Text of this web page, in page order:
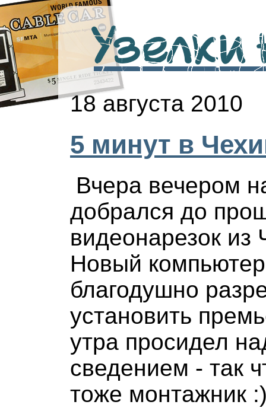
Узелки
18 августа 2010
5 минут в
Вчера вечером
добрался до
видеонарезок из
Новый компьютер
благодушно
установить
утра просидел
сведением - так
тоже монтажник